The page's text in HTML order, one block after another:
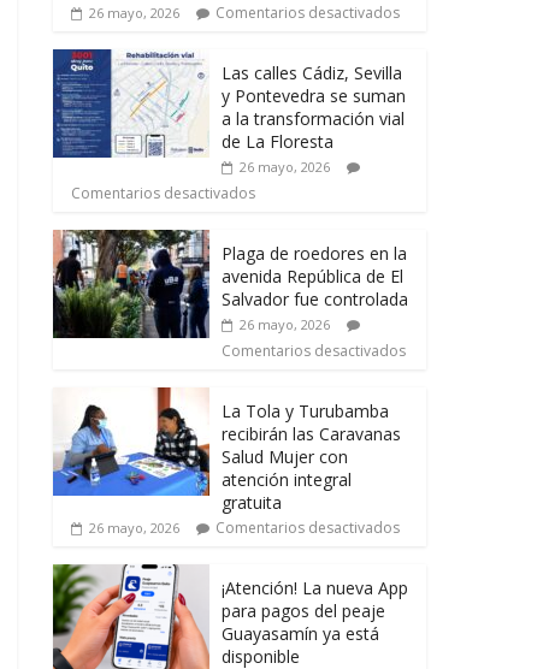
26 mayo, 2026 Comentarios desactivados
Las calles Cádiz, Sevilla
y Pontevedra se suman
a la transformación vial
de La Floresta
26 mayo, 2026
Comentarios desactivados
Plaga de roedores en la
avenida República de El
Salvador fue controlada
26 mayo, 2026
Comentarios desactivados
La Tola y Turubamba
recibirán las Caravanas
Salud Mujer con
atención integral
gratuita
26 mayo, 2026 Comentarios desactivados
¡Atención! La nueva App
para pagos del peaje
Guayasamín ya está
disponible